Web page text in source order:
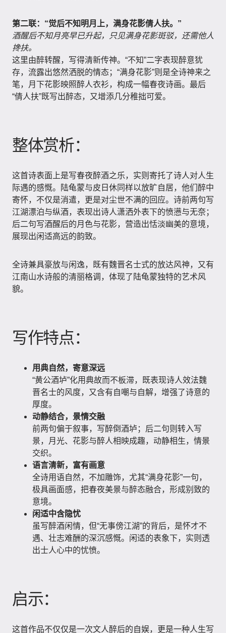
第二联：“觉后不知明月上，满身花影倩人扶。”
酒醒后不知月亮早已升起，只见满身花影斑驳，还需他人
搀扶。
这里由醉转醒，写得清新传神。“不知”二字表现醉意犹
存，流露出悠然洒脱的情态；“满身花影”则是全诗神来之
笔，月下花影映照醉人衣衫，构成一幅春夜诗画。最后
“倩人扶”既写出醉态，又增添几分稚拙可爱。
整体赏析：
这首诗表面上是写春夜醉酒之乐，实则寄托了诗人对人生
际遇的感慨。陆龟蒙与皮日休同样以放旷自居，他们醉中
寄怀，不仅是消遣，更是对尘世不满的回应。诗前两句写
江湖漂泊与纵酒，表现出诗人潇洒外表下的愤懑与无奈；
后二句写酒醒后的月色与花影，营造出恬淡幽美的意境，
展现出闲适高远的韵致。
全诗兼具豪放与闲逸，既有魏晋名士式的放达风神，又有
江南山水诗般的清丽格调，体现了陆龟蒙独特的艺术风
貌。
写作特点：
用典自然，寄意深远
“黄公酒垆”化用典故而不板滞，既表现诗人效法魏
晋名士的风度，又含有自嘲与自解，增强了诗意的
厚度。
动静结合，景情交融
前两句偏于叙事，写醉倒酒垆；后二句则转入写
景，月光、花影与醉人相映成趣，动静相生，情景
交织。
语言清新，富有画意
全诗用语自然，不加雕饰，尤其“满身花影”一句，
极具画面感，把春夜美景与醉态融合，形成别致的
意境。
闲适中含隐忧
虽写醉酒闲情，但“无事傍江湖”的背后，是怀才不
遇、壮志难酬的深沉感慨。闲适的表象下，实则透
出士人心中的忧愤。
启示：
这首作品不仅仅是一次文人醉后的自娱，更是一种人生写